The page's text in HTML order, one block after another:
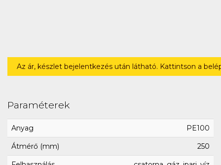
Az ár, készlet bejelentkezés után látható. Kattintson a
Paraméterek
Anyag PE100
Átmérő (mm) 250